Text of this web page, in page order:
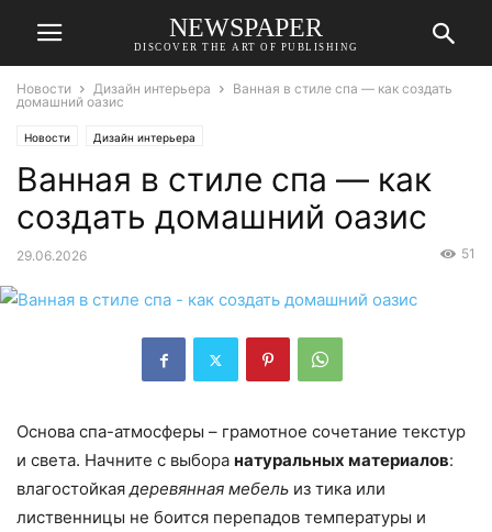
NEWSPAPER
DISCOVER THE ART OF PUBLISHING
Новости Дизайн интерьера
Ванная в стиле спа — как создать
домашний оазис
Новости Дизайн интерьера
Ванная в стиле спа — как
создать домашний оазис
29.06.2026 51
Основа спа-атмосферы – грамотное сочетание текстур
и света. Начните с выбора натуральных материалов:
влагостойкаядеревянная мебель из тика или
лиственницы не боится перепадов температуры и